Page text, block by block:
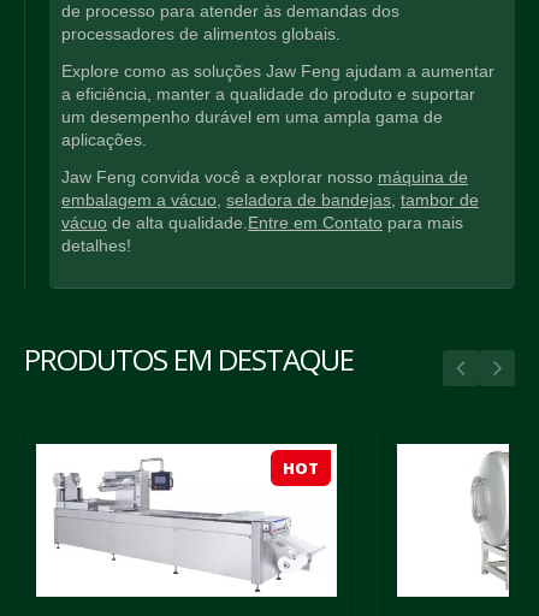
de processo para atender às demandas dos
processadores de alimentos globais.
Explore como as soluções Jaw Feng ajudam a aumentar
a eficiência, manter a qualidade do produto e suportar
um desempenho durável em uma ampla gama de
aplicações.
Jaw Feng convida você a explorar nosso máquina de
embalagem a vácuo seladora de bandejas tambor de
vácuo de alta qualidade. Entre em Contato para mais
detalhes!
PRODUTOS EM DESTAQUE
HOT